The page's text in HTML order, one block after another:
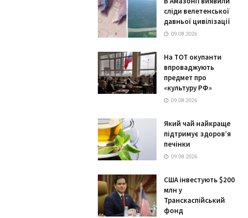
сліди велетенської
давньої цивілізації
09.08.2026
На ТОТ окупанти
впроваджують
предмет про
«культуру РФ»
09.08.2026
Який чай найкраще
підтримує здоров’я
печінки
09.08.2026
США інвестують $200
млн у
Транскаспійський
фонд